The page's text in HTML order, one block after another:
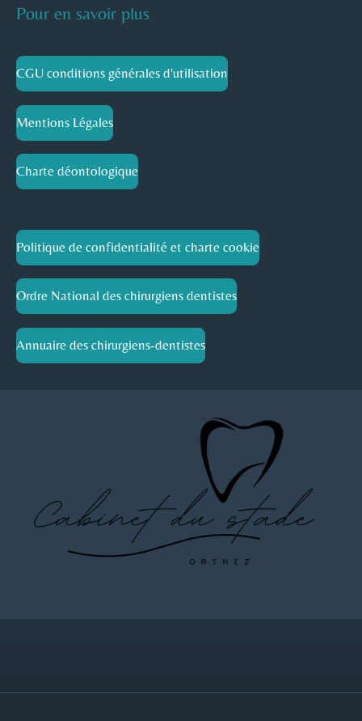
Pour en savoir plus
CGU conditions générales d'utilisation
Mentions Légales
Charte déontologique
Politique de confidentialité et charte cookie
Ordre National des chirurgiens dentistes
Annuaire des chirurgiens-dentistes